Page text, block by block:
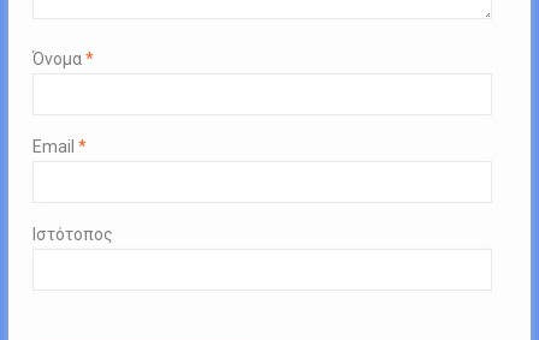
Όνομα*
Email *
Ιστότοπος